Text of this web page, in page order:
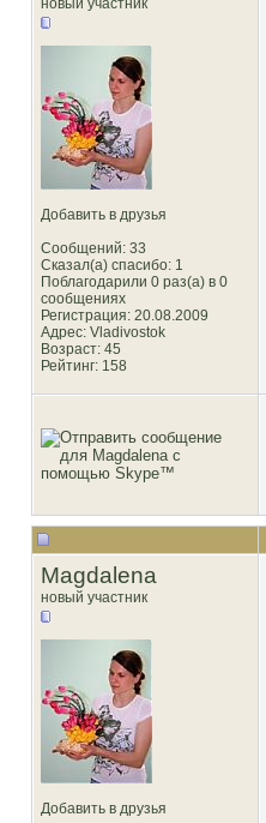
новый участник
Добавить в друзья
Сообщений: 33
Сказал(а) спасибо: 1
Поблагодарили 0 раз(а) в 0
сообщениях
Регистрация: 20.08.2009
Адрес: Vladivostok
Возраст: 45
Рейтинг: 158
Magdalena
новый участник
Добавить в друзья